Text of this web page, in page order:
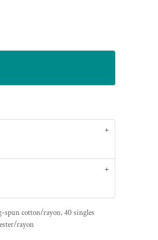
spun cotton/rayon, 40 singles
rayon